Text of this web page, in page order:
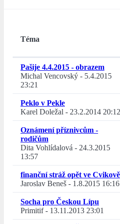
Téma
Pašije 4.4.2015 - obrazem
Michal Vencovský - 5.4.2015
23:21
Peklo v Pekle
Karel Doležal - 23.2.2014 20:12
Oznámení příznivcům -
rodičům
Dita Vohlídalová - 24.3.2015
13:57
finanční stráž opět ve Cvikově
Jaroslav Beneš - 1.8.2015 16:16
Socha pro Českou Lípu
Primitif- 13.11.2013 23:01